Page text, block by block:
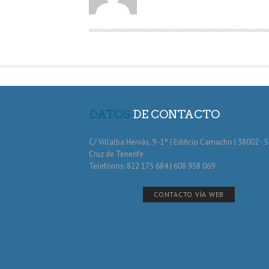
R
DATOS DE CONTACTO
C/ Villalba Hervás, 9 -1º | Edificio Camacho | 38002 ·
Cruz de Tenerife
Telefónos: 822 175 684 | 608 958 069
CONTACTO VÍA WEB